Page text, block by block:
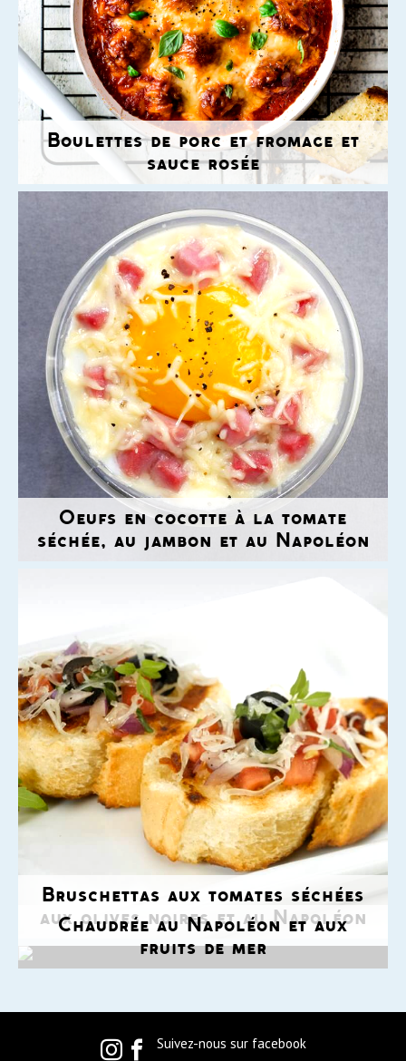
Boulettes de porc et fromage et
sauce rosée
Oeufs en cocotte à la tomate
séchée, au jambon et au Napoléon
Bruschettas aux tomates séchées
aux olives noires et au Napoléon
Chaudrée au Napoléon et aux
fruits de mer
Suivez-nous sur facebook